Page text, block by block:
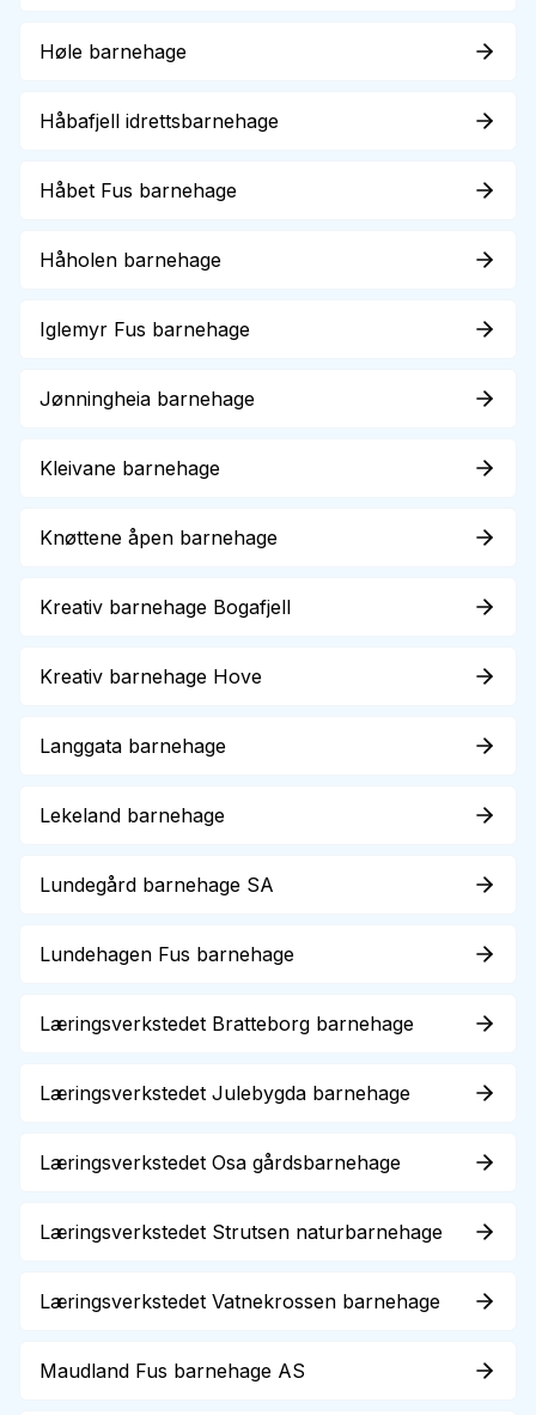
Høle barnehage
Håbafjell idrettsbarnehage
Håbet Fus barnehage
Håholen barnehage
Iglemyr Fus barnehage
Jønningheia barnehage
Kleivane barnehage
Knøttene åpen barnehage
Kreativ barnehage Bogafjell
Kreativ barnehage Hove
Langgata barnehage
Lekeland barnehage
Lundegård barnehage SA
Lundehagen Fus barnehage
Læringsverkstedet Bratteborg barnehage
Læringsverkstedet Julebygda barnehage
Læringsverkstedet Osa gårdsbarnehage
Læringsverkstedet Strutsen naturbarnehage
Læringsverkstedet Vatnekrossen barnehage
Maudland Fus barnehage AS